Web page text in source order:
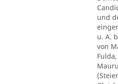
und
u. A.
von